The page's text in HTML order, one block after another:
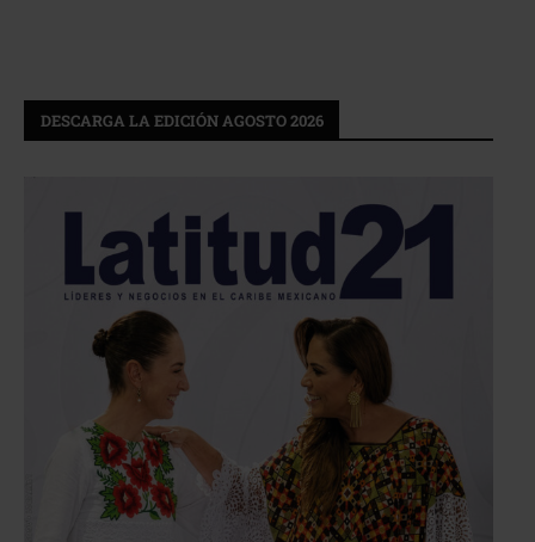
DESCARGA LA EDICIÓN AGOSTO 2026